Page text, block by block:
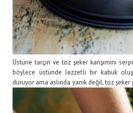
Üstüne tarçın ve toz şeker karışımını
böylece üstünde lezzetli bir kabuk
duruyor ama aslında yanık değil, toz